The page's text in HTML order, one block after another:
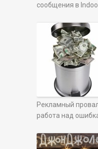
сообщения в
Рекламный
работа над